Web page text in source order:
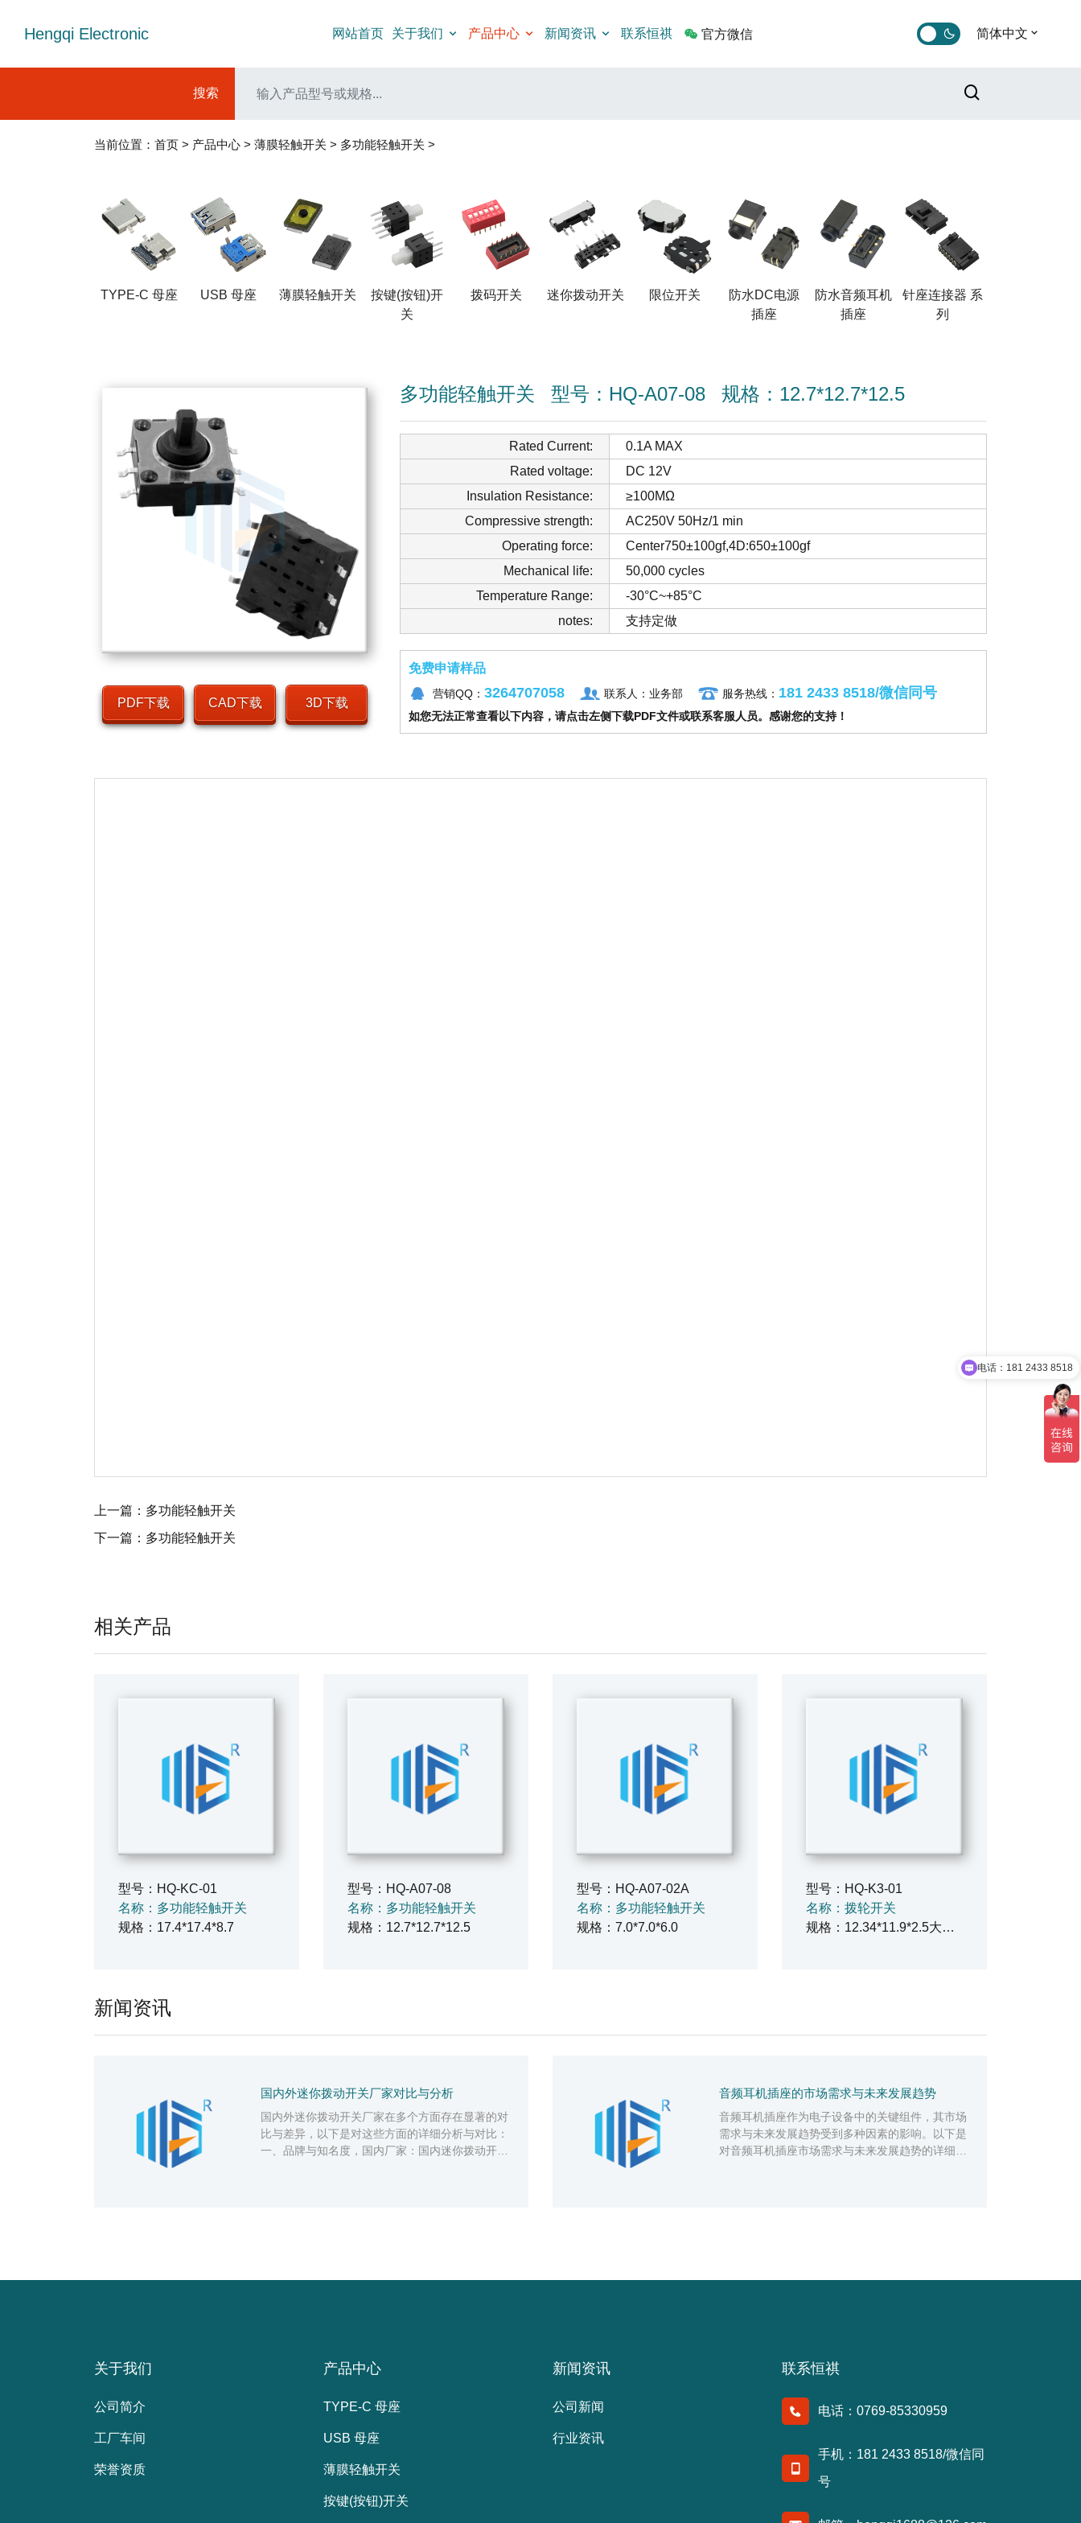
Hengqi Electronic 网站首页 关于我们 产品中心 新闻资讯 联系恒祺 官方微信 简体中文
搜索
当前位置： 首页 > 产品中心 > 薄膜轻触开关 > 多功能轻触开关 >
TYPE-C 母座 USB 母座 薄膜轻触开关
按键(按钮)开
关
拨码开关 迷你拨动开关 限位开关
防水DC电源
插座
防水音频耳机
插座
针座连接器 系
列
PDF下载 CAD下载 3D下载
多功能轻触开关 型号：HQ-A07-08 规格：12.7*12.7*12.5
Rated Current:
0.1A MAX
Rated voltage:
DC 12V
Insulation Resistance:
≥100MΩ
Compressive strength:
AC250V 50Hz/1 min
Operating force:
Center750±100gf,4D:650±100gf
Mechanical life:
50,000 cycles
Temperature Range:
-30°C~+85°C
notes:
支持定做
免费申请样品
营销QQ： 3264707058 联系人：业务部 服务热线： 181 2433 8518/微信同号
如您无法正常查看以下内容，请点击左侧下载PDF文件或联系客服人员。感谢您的支持！
上一篇： 多功能轻触开关
下一篇： 多功能轻触开关
相关产品
型号：HQ-KC-01
名称：多功能轻触开关
规格：17.4*17.4*8.7
型号：HQ-A07-08
名称：多功能轻触开关
规格：12.7*12.7*12.5
型号：HQ-A07-02A
名称：多功能轻触开关
规格：7.0*7.0*6.0
型号：HQ-K3-01
名称：拨轮开关
规格：12.34*11.9*2.5大拨轮
新闻资讯
国内外迷你拨动开关厂家对比与分析
国内外迷你拨动开关厂家在多个方面存在显著的对
比与差异，以下是对这些方面的详细分析与对比：
一、品牌与知名度，国内厂家：国内迷你拨动开关
音频耳机插座的市场需求与未来发展趋势
音频耳机插座作为电子设备中的关键组件，其市场
需求与未来发展趋势受到多种因素的影响。以下是
对音频耳机插座市场需求与未来发展趋势的详细分
关于我们
公司简介
工厂车间
荣誉资质
产品中心
TYPE-C 母座
USB 母座
薄膜轻触开关
按键(按钮)开关
新闻资讯
公司新闻
行业资讯
联系恒祺
电话：0769-85330959
手机：181 2433 8518/微信同
号
电话：181 2433 8518